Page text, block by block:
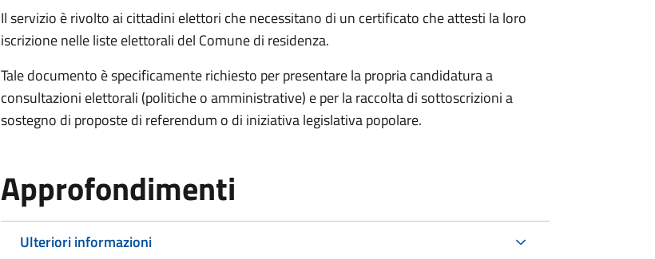
Il servizio è rivolto ai cittadini elettori che necessitano di un certificato che attesti la loro
iscrizione nelle liste elettorali del Comune di residenza.
Tale documento è specificamente richiesto per presentare la propria candidatura a
consultazioni elettorali (politiche o amministrative) e per la raccolta di sottoscrizioni a
sostegno di proposte di referendum o di iniziativa legislativa popolare.
Approfondimenti
Ulteriori informazioni